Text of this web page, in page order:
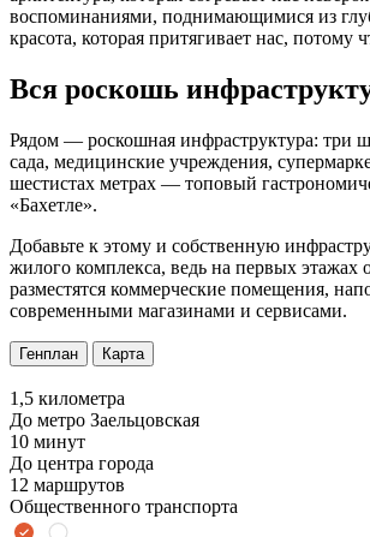
воспоминаниями, поднимающимися из
красота, которая притягивает нас, потому
Вся роскошь
Рядом — роскошная инфраструктура: три
сада, медицинские учреждения,
шестистах метрах — топовый
«Бахетле».
Добавьте к этому и собственную
жилого комплекса, ведь на первых этажах
разместятся коммерческие помещения,
современными магазинами и сервисами.
Генплан Карта
1,5 километра
До метро Заельцовская
10 минут
До центра города
12 маршрутов
Общественного транспорта